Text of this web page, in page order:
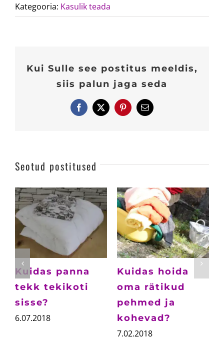
Kategooria: Kasulik teada
Kui Sulle see postitus meeldis,
siis palun jaga seda
Facebook
X PinterestE-
post
Seotud postitused
Kuidas
õmmelda
padjapüüre?
6.03.2021
Kuidas panna
tekk tekikoti
sisse?
6.07.2018